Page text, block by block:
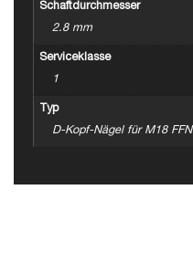
Schaftdurchmesser
2.8 mm
Serviceklasse
1
Typ
D-Kopf-Nägel für M18 FFN